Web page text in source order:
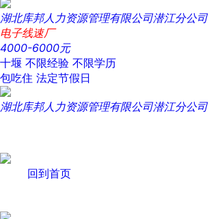
湖北库邦人力资源管理有限公司潜江分公司
电子线速厂
4000-6000元
十堰 不限经验 不限学历
包吃住 法定节假日
湖北库邦人力资源管理有限公司潜江分公司
回到首页